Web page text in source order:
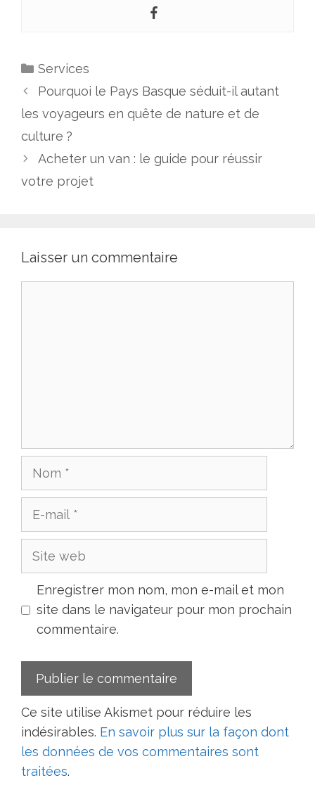
Services
Pourquoi le Pays Basque séduit-il autant
les voyageurs en quête de nature et de
culture ?
Acheter un van : le guide pour réussir
votre projet
Laisser un commentaire
Enregistrer mon nom, mon e-mail et mon
site dans le navigateur pour mon prochain
commentaire.
Ce site utilise Akismet pour réduire les
indésirables. En savoir plus sur la façon dont
les données de vos commentaires sont
traitées.